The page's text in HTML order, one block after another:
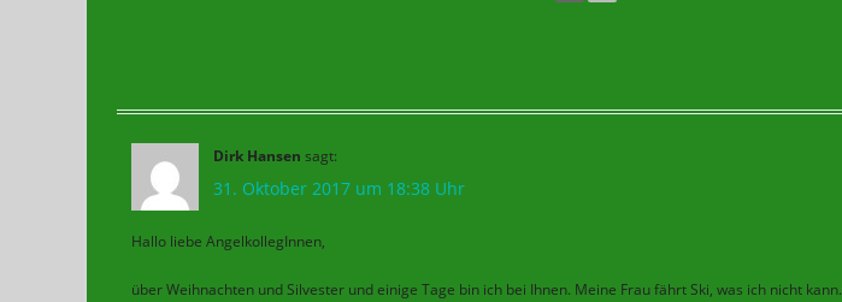
Dirk Hansen sagt:
31. Oktober 2017 um 18:38 Uhr
Hallo liebe AngelkollegInnen,
über Weihnachten und Silvester und einige Tage bin ich bei Ihnen. Meine Frau fährt Ski, was ich nicht kann.